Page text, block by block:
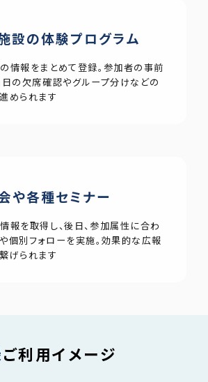
設の体験プログラム
情報をまとめて登録。参加者の事前
日の欠席確認やグループ分けなどの
められます
や各種セミナー
報を取得し、後日、参加属性に合わ
個別フォローを実施。効果的な広報
げられます
ご利用イメージ